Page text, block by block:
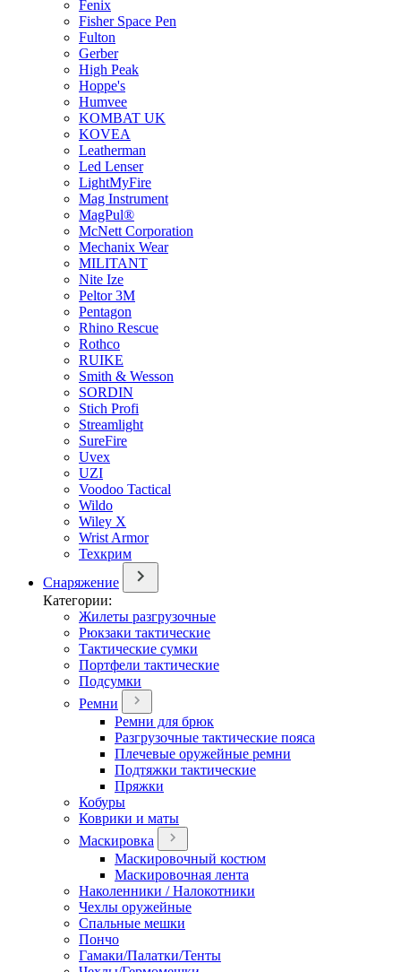
Fenix
Fisher Space Pen
Fulton
Gerber
High Peak
Hoppe's
Humvee
KOMBAT UK
KOVEA
Leatherman
Led Lenser
LightMyFire
Mag Instrument
MagPul®
McNett Corporation
Mechanix Wear
MILITANT
Nite Ize
Peltor 3M
Pentagon
Rhino Rescue
Rothco
RUIKE
Smith & Wesson
SORDIN
Stich Profi
Streamlight
SureFire
Uvex
UZI
Voodoo Tactical
Wildo
Wiley X
Wrist Armor
Техкрим
Снаряжение
Категории:
Жилеты разгрузочные
Рюкзаки тактические
Тактические сумки
Портфели тактические
Подсумки
Ремни
Ремни для брюк
Разгрузочные тактические пояса
Плечевые оружейные ремни
Подтяжки тактические
Пряжки
Кобуры
Коврики и маты
Маскировка
Маскировочный костюм
Маскировочная лента
Наколенники / Налокотники
Чехлы оружейные
Спальные мешки
Пончо
Гамаки/Палатки/Тенты